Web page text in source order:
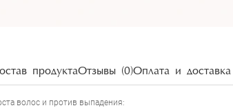
продуктаОтзывы (0)Оплата и доставка
волос и против выпадения: